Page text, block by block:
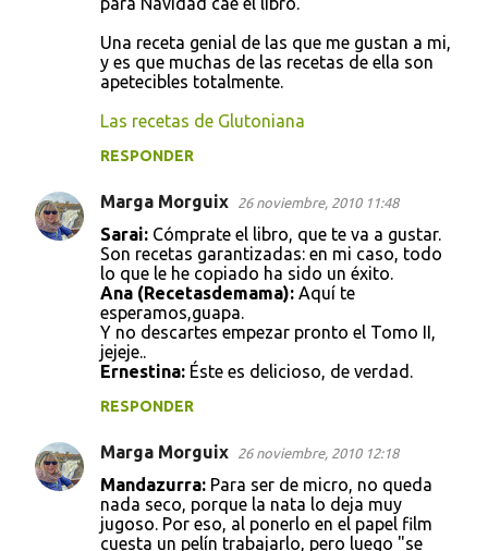
Una receta genial de las que me gustan a mi,
y es que muchas de las recetas de ella son
apetecibles totalmente.
Las recetas de Glutoniana
RESPONDER
Marga Morguix 26 noviembre, 2010 11:48
Sarai: Cómprate el libro, que te va a gustar.
Son recetas garantizadas: en mi caso, todo
lo que le he copiado ha sido un éxito.
Ana (Recetasdemama): Aquí te
esperamos,guapa.
Y no descartes empezar pronto el Tomo II,
jejeje..
Ernestina: Éste es delicioso, de verdad.
RESPONDER
Marga Morguix 26 noviembre, 2010 12:18
Mandazurra: Para ser de micro, no queda
nada seco, porque la nata lo deja muy
jugoso. Por eso, al ponerlo en el papel film
cuesta un pelín trabajarlo, pero luego "se